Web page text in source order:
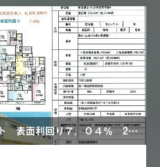
さいたま市の一棟売りアパート 表面利回り７．０４％ 2階ロフト付き エアコン 浴室換気乾燥機 満室稼働中